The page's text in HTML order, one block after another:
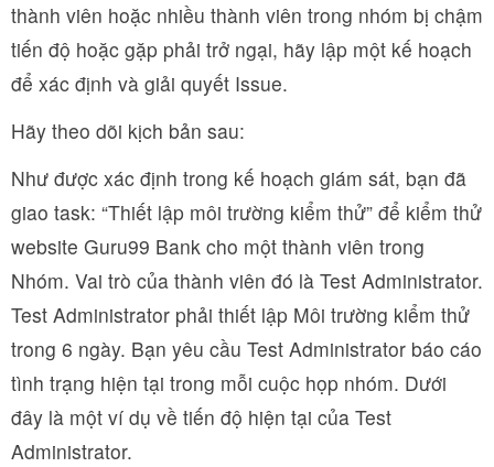
thành viên hoặc nhiều thành viên trong nhóm bị chậm
tiến độ hoặc gặp phải trở ngại, hãy lập một kế hoạch
để xác định và giải quyết Issue.
Hãy theo dõi kịch bản sau:
Như được xác định trong kế hoạch giám sát, bạn đã
giao task: “Thiết lập môi trường kiểm thử” để kiểm thử
website Guru99 Bank cho một thành viên trong
Nhóm. Vai trò của thành viên đó là Test Administrator.
Test Administrator phải thiết lập Môi trường kiểm thử
trong 6 ngày. Bạn yêu cầu Test Administrator báo cáo
tình trạng hiện tại trong mỗi cuộc họp nhóm. Dưới
đây là một ví dụ về tiến độ hiện tại của Test
Administrator.